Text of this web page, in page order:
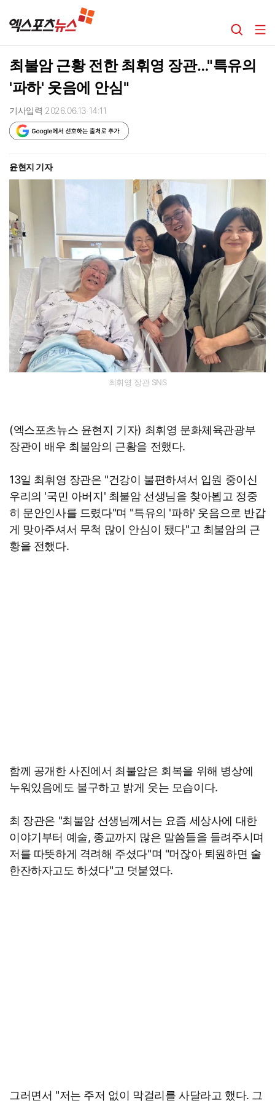
최불암 근황 전한 최휘영 장관…"특유의
'파하' 웃음에 안심"
기사입력 2026.06.13 14:11
윤현지 기자
최휘영 장관 SNS
(엑스포츠뉴스 윤현지 기자) 최휘영 문화체육관광부
장관이 배우 최불암의 근황을 전했다.
13일 최휘영 장관은 "건강이 불편하셔서 입원 중이신
우리의 '국민 아버지' 최불암 선생님을 찾아뵙고 정중
히 문안인사를 드렸다"며 "특유의 '파하' 웃음으로 반갑
게 맞아주셔서 무척 많이 안심이 됐다"고 최불암의 근
황을 전했다.
함께 공개한 사진에서 최불암은 회복을 위해 병상에
누워있음에도 불구하고 밝게 웃는 모습이다.
최 장관은 "최불암 선생님께서는 요즘 세상사에 대한
이야기부터 예술, 종교까지 많은 말씀들을 들려주시며
저를 따뜻하게 격려해 주셨다"며 "머잖아 퇴원하면 술
한잔하자고도 하셨다"고 덧붙였다.
그러면서 "저는 주저 없이 막걸리를 사달라고 했다. 그